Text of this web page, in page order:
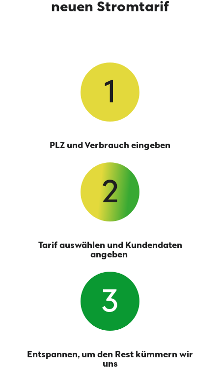
neuen Stromtarif
1
PLZ und Verbrauch eingeben
2
Tarif auswählen und Kundendaten
angeben
3
Entspannen, um den Rest kümmern wir
uns